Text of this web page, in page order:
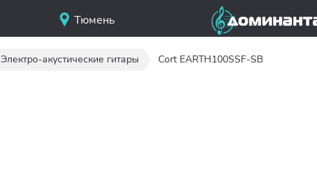
Тюмень
Электро-акустические гитары Cort EARTH100SSF-SB